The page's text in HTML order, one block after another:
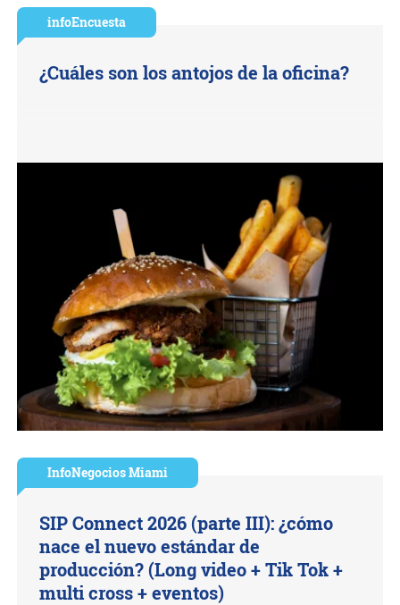
infoEncuesta
¿Cuáles son los antojos de la oficina?
InfoNegocios Miami
SIP Connect 2026 (parte III): ¿cómo
nace el nuevo estándar de
producción? (Long video + Tik Tok +
multi cross + eventos)